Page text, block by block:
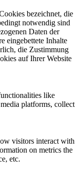
bezeichnet, die
notwendig sind
Daten der
eingebettete Inhalte
die Zustimmung
auf Ihrer Website
like
platforms, collect
visitors interact with
on metrics the
etc.